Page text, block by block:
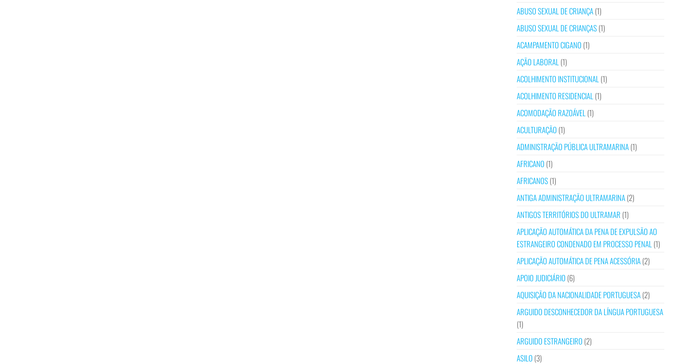
ABUSO SEXUAL DE CRIANÇA(1)
ABUSO SEXUAL DE CRIANÇAS(1)
ACAMPAMENTO CIGANO (1)
AÇÃO LABORAL (1)
ACOLHIMENTO INSTITUCIONAL (1)
ACOLHIMENTO RESIDENCIAL (1)
ACOMODAÇÃO RAZOÁVEL (1)
ACULTURAÇÃO (1)
ADMINISTRAÇÃO PÚBLICA ULTRAMARINA(1)
AFRICANO (1)
AFRICANOS(1)
ANTIGA ADMINISTRAÇÃO ULTRAMARINA(2)
ANTIGOS TERRITÓRIOS DO ULTRAMAR (1)
APLICAÇÃO AUTOMÁTICA DA PENA DE EXPULSÃO AO
ESTRANGEIRO CONDENADO EM PROCESSO PENAL (1)
APLICAÇÃO AUTOMÁTICA DE PENA ACESSÓRIA(2)
APOIO JUDICIÁRIO (6)
AQUISIÇÃO DA NACIONALIDADE PORTUGUESA(2)
ARGUIDO DESCONHECEDOR DA LÍNGUA PORTUGUESA
(1)
ARGUIDO ESTRANGEIRO (2)
ASILO (3)